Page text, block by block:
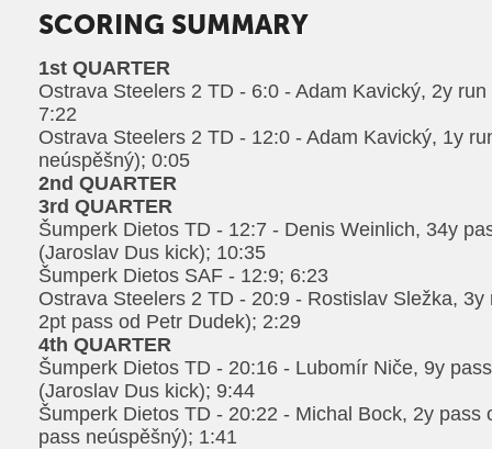
SCORING SUMMARY
1st QUARTER
Ostrava Steelers 2 TD - 6:0 - Adam Kavický, 2y
7:22
Ostrava Steelers 2 TD - 12:0 - Adam Kavický, 1y
neúspěšný); 0:05
2nd QUARTER
3rd QUARTER
Šumperk Dietos TD - 12:7 - Denis Weinlich, 34y
(Jaroslav Dus kick); 10:35
Šumperk Dietos SAF - 12:9; 6:23
Ostrava Steelers 2 TD - 20:9 - Rostislav Sležka,
2pt pass od Petr Dudek); 2:29
4th QUARTER
Šumperk Dietos TD - 20:16 - Lubomír Niče, 9y
(Jaroslav Dus kick); 9:44
Šumperk Dietos TD - 20:22 - Michal Bock, 2y pass
pass neúspěšný); 1:41